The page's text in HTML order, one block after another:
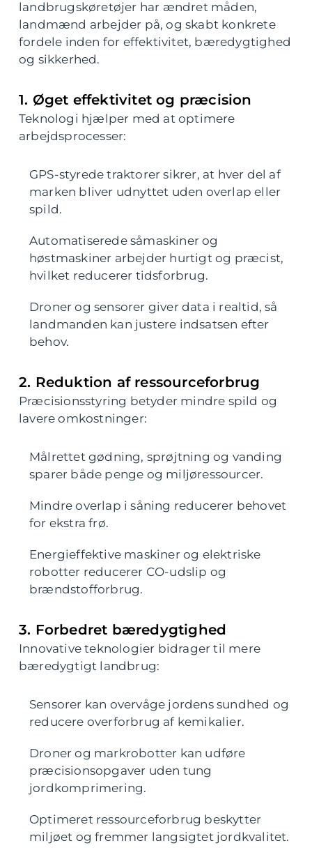
landbrugskøretøjer har ændret måden,
landmænd arbejder på, og skabt konkrete
fordele inden for effektivitet, bæredygtighed
og sikkerhed.
1. Øget effektivitet og præcision
Teknologi hjælper med at optimere
arbejdsprocesser:
GPS-styrede traktorer sikrer, at hver del af
marken bliver udnyttet uden overlap eller
spild.
Automatiserede såmaskiner og
høstmaskiner arbejder hurtigt og præcist,
hvilket reducerer tidsforbrug.
Droner og sensorer giver data i realtid, så
landmanden kan justere indsatsen efter
behov.
2. Reduktion af ressourceforbrug
Præcisionsstyring betyder mindre spild og
lavere omkostninger:
Målrettet gødning, sprøjtning og vanding
sparer både penge og miljøressourcer.
Mindre overlap i såning reducerer behovet
for ekstra frø.
Energieffektive maskiner og elektriske
robotter reducerer CO-udslip og
brændstofforbrug.
3. Forbedret bæredygtighed
Innovative teknologier bidrager til mere
bæredygtigt landbrug:
Sensorer kan overvåge jordens sundhed og
reducere overforbrug af kemikalier.
Droner og markrobotter kan udføre
præcisionsopgaver uden tung
jordkomprimering.
Optimeret ressourceforbrug beskytter
miljøet og fremmer langsigtet jordkvalitet.